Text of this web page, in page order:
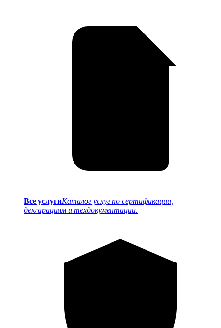
Все услугиКаталог услуг по сертификации,
декларациям и техдокументации.